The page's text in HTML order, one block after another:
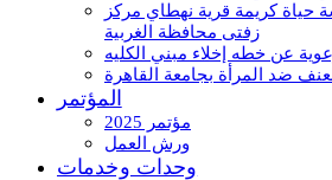
حياة كريمة قرية نهطاي مركز
زفتى محافظة الغربية
عن خطه إخلاء مبني الكليه
ضد المرأة بجامعة القاهرة
المؤتمر
مؤتمر 2025
ورش العمل
وحدات وخدمات